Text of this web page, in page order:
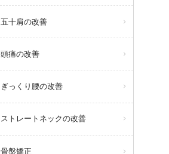
五十肩の改善
頭痛の改善
ぎっくり腰の改善
ストレートネックの改善
骨盤矯正